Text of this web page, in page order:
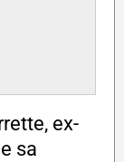
ex-
sa